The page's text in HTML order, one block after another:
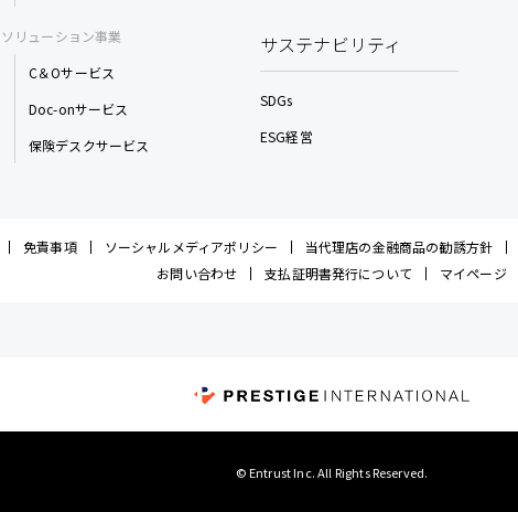
ソリューション事業
C＆Oサービス
Doc-onサービス
保険デスクサービス
サステナビリティ
SDGs
ESG経営
免責事項 ソーシャルメディアポリシー 当代理店の金融商品の勧誘方針
お問い合わせ
支払証明書発行について マイページ
© Entrust Inc. All Rights Reserved.